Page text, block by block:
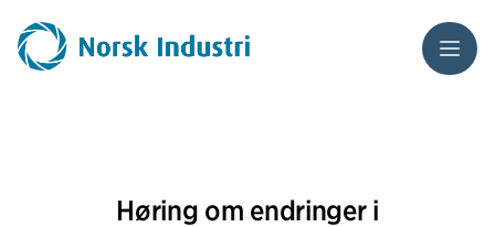
Meny
Høring om endringer i